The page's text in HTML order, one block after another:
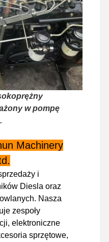
w pompę
Machinery
i
Diesla oraz
Nasza
zespoły
elektroniczne
sprzętowe,